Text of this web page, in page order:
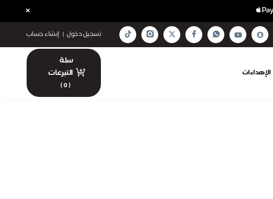
×
تسجيل دخول | إنشاء حساب
الإهداءات
سلة
التبرعات
(
0
)